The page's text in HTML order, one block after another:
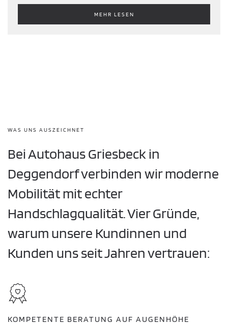
MEHR LESEN
WAS UNS AUSZEICHNET
Bei Autohaus Griesbeck in
Deggendorf verbinden wir moderne
Mobilität mit echter
Handschlagqualität. Vier Gründe,
warum unsere Kundinnen und
Kunden uns seit Jahren vertrauen:
KOMPETENTE BERATUNG AUF AUGENHÖHE